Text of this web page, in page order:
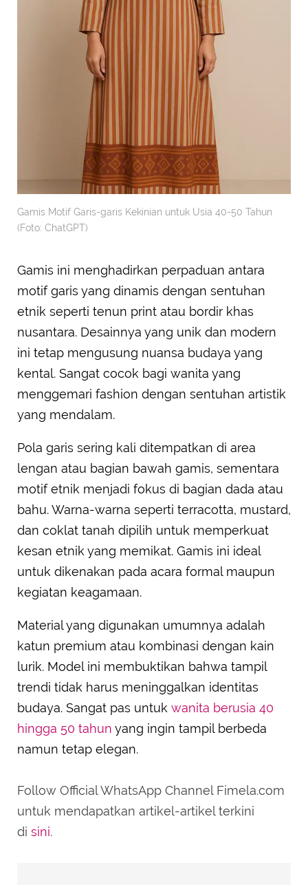
Gamis Motif Garis-garis Kekinian untuk Usia 40-50 Tahun
(Foto: ChatGPT)
Gamis ini menghadirkan perpaduan antara
motif garis yang dinamis dengan sentuhan
etnik seperti tenun print atau bordir khas
nusantara. Desainnya yang unik dan modern
ini tetap mengusung nuansa budaya yang
kental. Sangat cocok bagi wanita yang
menggemari fashion dengan sentuhan artistik
yang mendalam.
Pola garis sering kali ditempatkan di area
lengan atau bagian bawah gamis, sementara
motif etnik menjadi fokus di bagian dada atau
bahu. Warna-warna seperti terracotta, mustard,
dan coklat tanah dipilih untuk memperkuat
kesan etnik yang memikat. Gamis ini ideal
untuk dikenakan pada acara formal maupun
kegiatan keagamaan.
Material yang digunakan umumnya adalah
katun premium atau kombinasi dengan kain
lurik. Model ini membuktikan bahwa tampil
trendi tidak harus meninggalkan identitas
budaya. Sangat pas untuk wanita berusia 40
hingga 50 tahun yang ingin tampil berbeda
namun tetap elegan.
Follow Official WhatsApp Channel Fimela.com
untuk mendapatkan artikel-artikel terkini
di sini.